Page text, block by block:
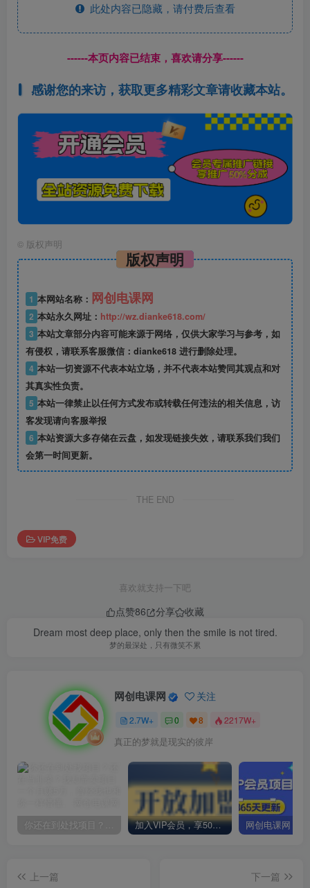
此处内容已隐藏，请付费后查看
------本页内容已结束，喜欢请分享------
感谢您的来访，获取更多精彩文章请收藏本站。
© 版权声明
版权声明
1 本网站名称： 网创电课网
2 本站永久网址： http://wz.dianke618.com/
3 本站文章部分内容可能来源于网络，仅供大家学习与参考，如
有侵权，请联系客服微信：dianke618 进行删除处理。
4 本站一切资源不代表本站立场，并不代表本站赞同其观点和对
其真实性负责。
5 本站一律禁止以任何方式发布或转载任何违法的相关信息，访
客发现请向客服举报
6 本站资源大多存储在云盘，如发现链接失效，请联系我们我们
会第一时间更新。
THE END
VIP免费
喜欢就支持一下吧
点赞86 分享
收藏
Dream most deep place, only then the smile is not tired.
梦的最深处，只有微笑不累
网创电课网 关注
2.7W+ 0 8 2217W+
真正的梦就是现实的彼岸
你还在到处找项目？还在当韭菜？我却靠卖项目一个月赚5万，曾经我也和你一样懵懂。 加入VIP会员，享50%的推广提成，免费学习多种网上创业课程，菜鸟秒变大神！
上一篇
下一篇